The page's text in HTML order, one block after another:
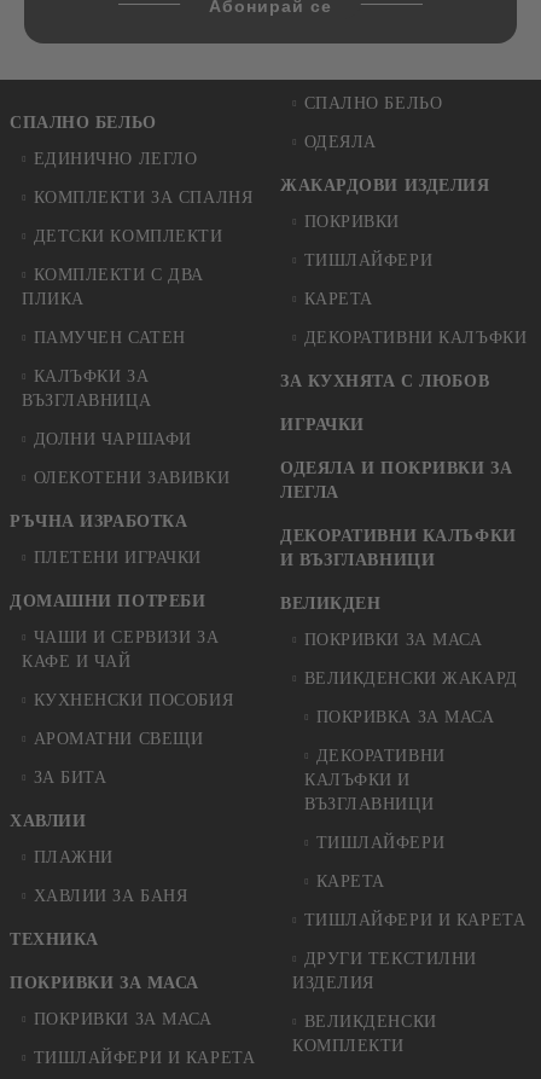
СПАЛНО БЕЛЬО
ЕДИНИЧНО ЛЕГЛО
КОМПЛЕКТИ ЗА СПАЛНЯ
ДЕТСКИ КОМПЛЕКТИ
КОМПЛЕКТИ С ДВА
ПЛИКА
ПАМУЧЕН САТЕН
КАЛЪФКИ ЗА
ВЪЗГЛАВНИЦА
ДОЛНИ ЧАРШАФИ
ОЛЕКОТЕНИ ЗАВИВКИ
РЪЧНА ИЗРАБОТКА
ПЛЕТЕНИ ИГРАЧКИ
ДОМАШНИ ПОТРЕБИ
ЧАШИ И СЕРВИЗИ ЗА
КАФЕ И ЧАЙ
КУХНЕНСКИ ПОСОБИЯ
АРОМАТНИ СВЕЩИ
ЗА БИТА
ХАВЛИИ
ПЛАЖНИ
ХАВЛИИ ЗА БАНЯ
ТЕХНИКА
ПОКРИВКИ ЗА МАСА
ПОКРИВКИ ЗА МАСА
ТИШЛАЙФЕРИ И КАРЕТА
СПАЛНО БЕЛЬО
ОДЕЯЛА
ЖАКАРДОВИ ИЗДЕЛИЯ
ПОКРИВКИ
ТИШЛАЙФЕРИ
КАРЕТА
ДЕКОРАТИВНИ КАЛЪФКИ
ЗА КУХНЯТА С ЛЮБОВ
ИГРАЧКИ
ОДЕЯЛА И ПОКРИВКИ ЗА
ЛЕГЛА
ДЕКОРАТИВНИ КАЛЪФКИ
И ВЪЗГЛАВНИЦИ
ВЕЛИКДЕН
ПОКРИВКИ ЗА МАСА
ВЕЛИКДЕНСКИ ЖАКАРД
ПОКРИВКА ЗА МАСА
ДЕКОРАТИВНИ
КАЛЪФКИ И
ВЪЗГЛАВНИЦИ
ТИШЛАЙФЕРИ
КАРЕТА
ТИШЛАЙФЕРИ И КАРЕТА
ДРУГИ ТЕКСТИЛНИ
ИЗДЕЛИЯ
ВЕЛИКДЕНСКИ
КОМПЛЕКТИ